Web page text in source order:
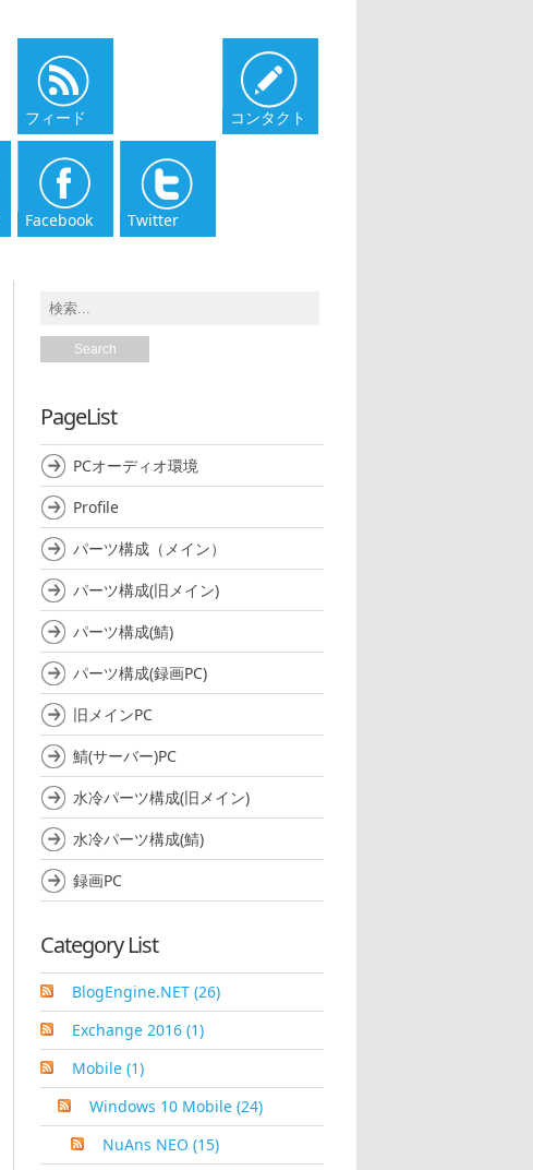
フィード コンタクト
Facebook Twitter
PageList
PCオーディオ環境
Profile
パーツ構成（メイン）
パーツ構成(旧メイン)
パーツ構成(鯖)
パーツ構成(録画PC)
旧メインPC
鯖(サーバー)PC
水冷パーツ構成(旧メイン)
水冷パーツ構成(鯖)
録画PC
Category List
BlogEngine.NET (26)
Exchange 2016 (1)
Mobile (1)
Windows 10 Mobile (24)
NuAns NEO (15)